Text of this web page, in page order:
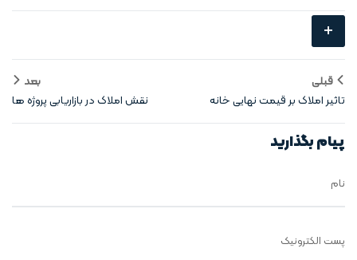
+
قبلی
تاثیر املاک بر قیمت نهایی خانه
بعد
نقش املاک در بازاریابی پروژه‌ ها
پیام بگذارید
نام
پست الکترونیک